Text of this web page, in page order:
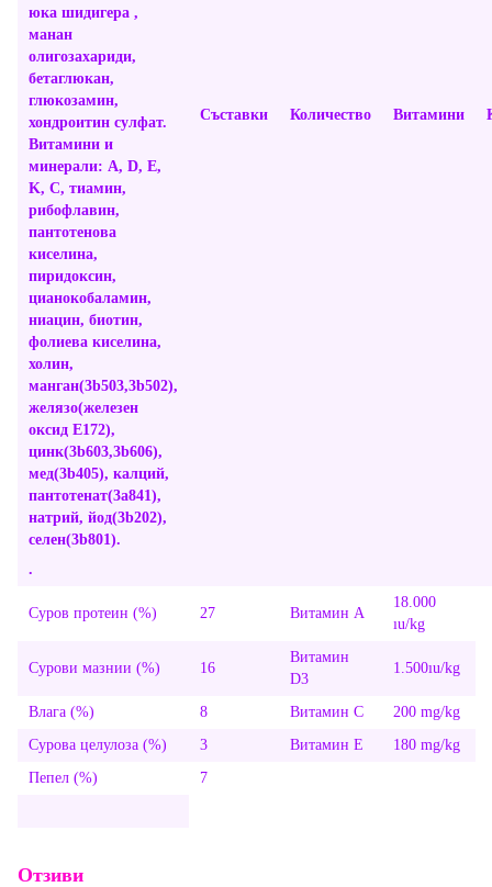
юка шидигера ,
манан
олигозахариди,
бетаглюкан,
глюкозамин,
хондроитин сулфат.
Витамини и
минерали: A, D, E,
K, C, тиамин,
рибофлавин,
пантотенова
киселина,
пиридоксин,
цианокобаламин,
ниацин, биотин,
фолиева киселина,
холин,
манган(3b503,3b502),
желязо(железен
оксид Е172),
цинк(3b603,3b606),
мед(3b405), калций,
пантотенат(3a841),
натрий, йод(3b202),
селен(3b801).
.
Съставки Количество Витамини
Суров протеин (%) 27 Витамин A
18.000
ıu/kg
Сурови мазнии (%) 16
Витамин
D3
1.500ıu/kg
Влага (%) 8 Витамин C
200 mg/kg
Сурова целулоза (%)
3 Витамин E
180 mg/kg
Пепел (%)
7
Отзиви